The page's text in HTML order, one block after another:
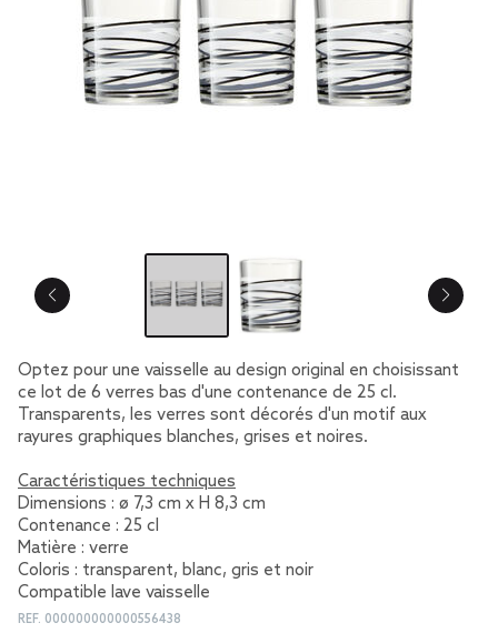
Optez pour une vaisselle au design original en choisissant
ce lot de 6 verres bas d'une contenance de 25 cl.
Transparents, les verres sont décorés d'un motif aux
rayures graphiques blanches, grises et noires.
Caractéristiques techniques
Dimensions : ø 7,3 cm x H 8,3 cm
Contenance : 25 cl
Matière : verre
Coloris : transparent, blanc, gris et noir
Compatible lave vaisselle
REF. 000000000000556438